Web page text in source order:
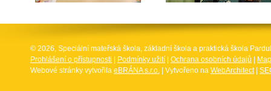
© 2026, Speciální mateřská škola, základní škola a praktická škola
Prohlášení o přístupnosti
Podmínky užití Ochrana osobních údajů
Webové stránky vytvořila eBRÁNA s.r.o. | Vytvořeno na WebArchitect|